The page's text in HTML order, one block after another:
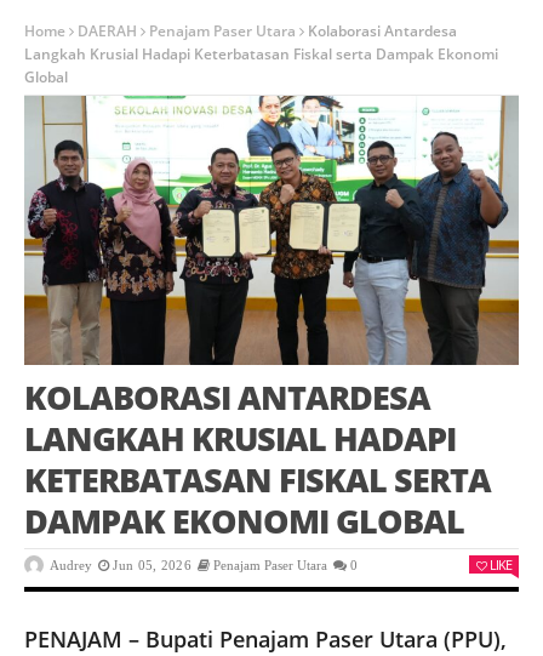
Home DAERAH Penajam Paser Utara
Kolaborasi Antardesa
Langkah Krusial Hadapi Keterbatasan Fiskal serta Dampak Ekonomi
Global
KOLABORASI ANTARDESA
LANGKAH KRUSIAL HADAPI
KETERBATASAN FISKAL SERTA
DAMPAK EKONOMI GLOBAL
Audrey Jun 05, 2026 Penajam Paser Utara 0 LIKE
PENAJAM – Bupati Penajam Paser Utara (PPU),